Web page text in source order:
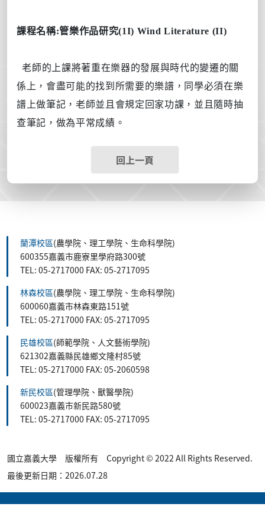
課程名稱:管樂作品研究(1I) Wind Literature (II)
老師的上課將著重在樂器的發展與時代的變遷的關
係上，會盡可能的找到所需要的樂譜，同學必須在樂
譜上做筆記，老師並且會規定回家功課，並且隨時抽
查筆記，做為平常成績。
回上一頁
蘭潭校區(農學院、理工學院、生命科學院)
600355嘉義市鹿寮里學府路300號
TEL: 05-2717000 FAX: 05-2717095
林森校區(農學院、理工學院、生命科學院)
600060嘉義市林森東路151號
TEL: 05-2717000 FAX: 05-2717095
民雄校區(師範學院、人文藝術學院)
621302嘉義縣民雄鄉文隆村85號
TEL: 05-2717000 FAX: 05-2060598
新民校區(管理學院、獸醫學院)
600023嘉義市新民路580號
TEL: 05-2717000 FAX: 05-2717095
國立嘉義大學 版權所有 Copyright © 2022 All Rights Reserved.
最後更新日期：2026.07.28